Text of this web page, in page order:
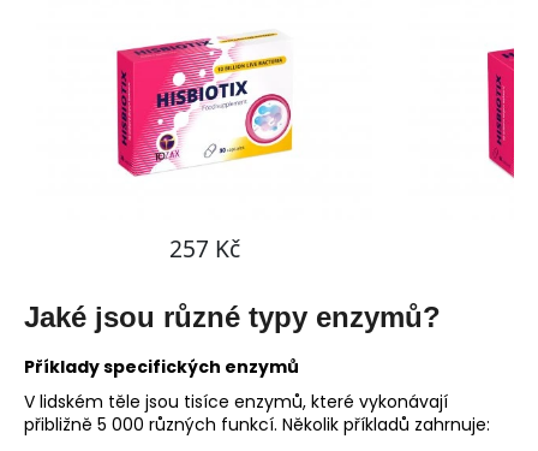
Jaké jsou různé typy enzymů?
Příklady specifických enzymů
V lidském těle jsou tisíce enzymů, které vykonávají
přibližně 5 000 různých funkcí. Několik příkladů zahrnuje: